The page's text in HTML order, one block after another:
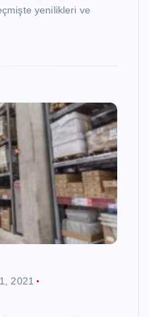
yenilikleri ve
2021